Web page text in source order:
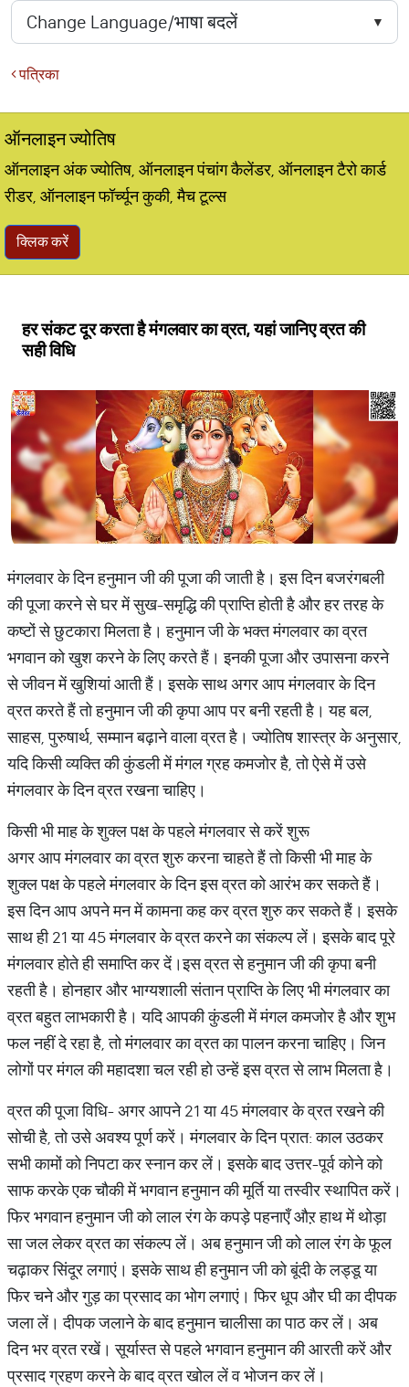
पत्रिका
ऑनलाइन ज्योतिष
ऑनलाइन अंक ज्योतिष, ऑनलाइन पंचांग कैलेंडर, ऑनलाइन टैरो कार्ड
रीडर, ऑनलाइन फॉर्च्यून कुकी, मैच टूल्स
क्लिक करें
हर संकट दूर करता है मंगलवार का व्रत, यहां जानिए व्रत की
सही विधि
मंगलवार के दिन हनुमान जी की पूजा की जाती है। इस दिन बजरंगबली
की पूजा करने से घर में सुख-समृद्धि की प्राप्ति होती है और हर तरह के
कष्टों से छुटकारा मिलता है। हनुमान जी के भक्त मंगलवार का व्रत
भगवान को खुश करने के लिए करते हैं। इनकी पूजा और उपासना करने
से जीवन में खुशियां आती हैं। इसके साथ अगर आप मंगलवार के दिन
व्रत करते हैं तो हनुमान जी की कृपा आप पर बनी रहती है। यह बल,
साहस, पुरुषार्थ, सम्मान बढ़ाने वाला व्रत है। ज्योतिष शास्त्र के अनुसार,
यदि किसी व्यक्ति की कुंडली में मंगल ग्रह कमजोर है, तो ऐसे में उसे
मंगलवार के दिन व्रत रखना चाहिए।
किसी भी माह के शुक्ल पक्ष के पहले मंगलवार से करें शुरू
अगर आप मंगलवार का व्रत शुरु करना चाहते हैं तो किसी भी माह के
शुक्ल पक्ष के पहले मंगलवार के दिन इस व्रत को आरंभ कर सकते हैं।
इस दिन आप अपने मन में कामना कह कर व्रत शुरु कर सकते हैं। इसके
साथ ही 21 या 45 मंगलवार के व्रत करने का संकल्प लें। इसके बाद पूरे
मंगलवार होते ही समाप्ति कर दें।इस व्रत से हनुमान जी की कृपा बनी
रहती है। होनहार और भाग्यशाली संतान प्राप्ति के लिए भी मंगलवार का
व्रत बहुत लाभकारी है। यदि आपकी कुंडली में मंगल कमजोर है और शुभ
फल नहीं दे रहा है, तो मंगलवार का व्रत का पालन करना चाहिए। जिन
लोगों पर मंगल की महादशा चल रही हो उन्हें इस व्रत से लाभ मिलता है।
व्रत की पूजा विधि- अगर आपने 21 या 45 मंगलवार के व्रत रखने की
सोची है, तो उसे अवश्य पूर्ण करें। मंगलवार के दिन प्रात: काल उठकर
सभी कामों को निपटा कर स्नान कर लें। इसके बाद उत्तर-पूर्व कोने को
साफ करके एक चौकी में भगवान हनुमान की मूर्ति या तस्वीर स्थापित करें।
फिर भगवान हनुमान जी को लाल रंग के कपड़े पहनाएँ औऱ हाथ में थोड़ा
सा जल लेकर व्रत का संकल्प लें। अब हनुमान जी को लाल रंग के फूल
चढ़ाकर सिंदूर लगाएं। इसके साथ ही हनुमान जी को बूंदी के लड्डू या
फिर चने और गुड़ का प्रसाद का भोग लगाएं। फिर धूप और घी का दीपक
जला लें। दीपक जलाने के बाद हनुमान चालीसा का पाठ कर लें। अब
दिन भर व्रत रखें। सूर्यास्त से पहले भगवान हनुमान की आरती करें और
प्रसाद ग्रहण करने के बाद व्रत खोल लें व भोजन कर लें।